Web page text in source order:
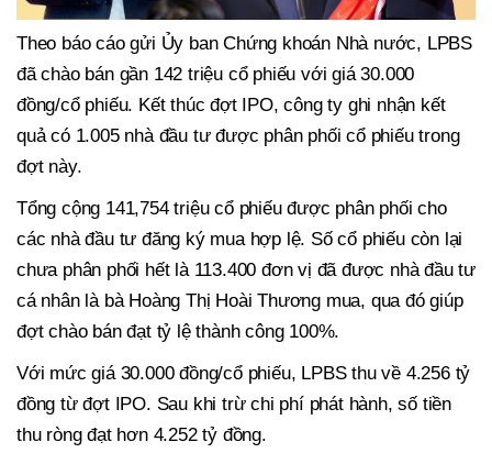
Theo báo cáo gửi Ủy ban Chứng khoán Nhà nước, LPBS
đã chào bán gần 142 triệu cổ phiếu với giá 30.000
đồng/cổ phiếu. Kết thúc đợt IPO, công ty ghi nhận kết
quả có 1.005 nhà đầu tư được phân phối cổ phiếu trong
đợt này.
Tổng cộng 141,754 triệu cổ phiếu được phân phối cho
các nhà đầu tư đăng ký mua hợp lệ. Số cổ phiếu còn lại
chưa phân phối hết là 113.400 đơn vị đã được nhà đầu tư
cá nhân là bà Hoàng Thị Hoài Thương mua, qua đó giúp
đợt chào bán đạt tỷ lệ thành công 100%.
Với mức giá 30.000 đồng/cổ phiếu, LPBS thu về 4.256 tỷ
đồng từ đợt IPO. Sau khi trừ chi phí phát hành, số tiền
thu ròng đạt hơn 4.252 tỷ đồng.